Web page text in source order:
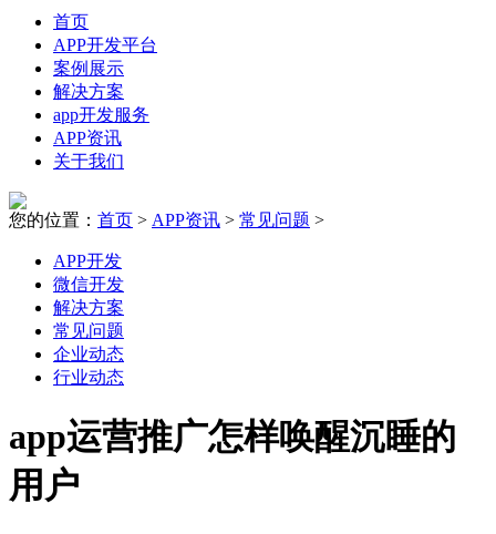
首页
APP开发平台
案例展示
解决方案
app开发服务
APP资讯
关于我们
您的位置： 首页 > APP资讯 > 常见问题 >
APP开发
微信开发
解决方案
常见问题
企业动态
行业动态
app运营推广怎样唤醒沉睡的
用户